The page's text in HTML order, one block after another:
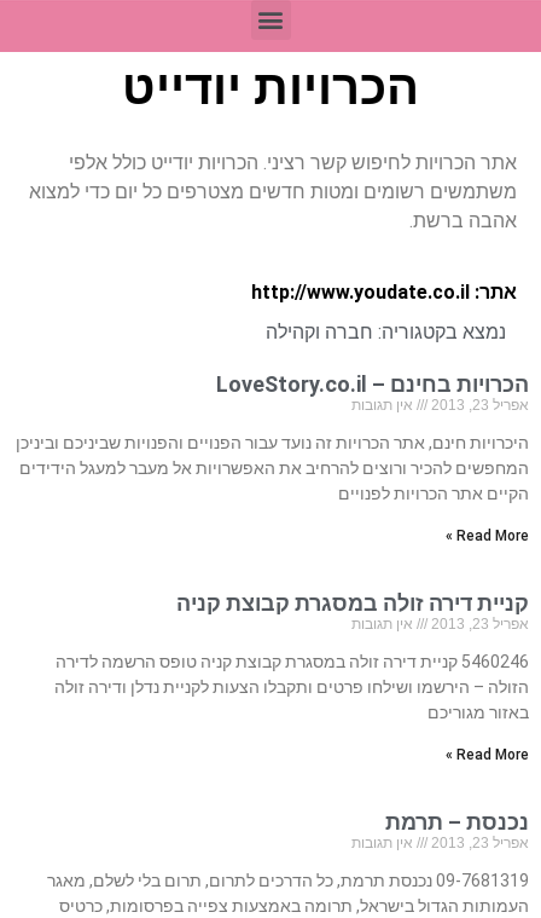
הכרויות יודייט
אתר הכרויות לחיפוש קשר רציני. הכרויות יודייט כולל אלפי
משתמשים רשומים ומטות חדשים מצטרפים כל יום כדי למצוא
אהבה ברשת.
אתר: http://www.youdate.co.il
נמצא בקטגוריה: חברה וקהילה
הכרויות בחינם – LoveStory.co.il
אפריל 23, 2013 אין תגובות
היכרויות חינם, אתר הכרויות זה נועד עבור הפנויים והפנויות שביניכם וביניכן
המחפשים להכיר ורוצים להרחיב את האפשרויות אל מעבר למעגל הידידים
הקיים אתר הכרויות לפנויים
Read More »
קניית דירה זולה במסגרת קבוצת קניה
אפריל 23, 2013 אין תגובות
5460246 קניית דירה זולה במסגרת קבוצת קניה טופס הרשמה לדירה
הזולה – הירשמו ושילחו פרטים ותקבלו הצעות לקניית נדלן ודירה זולה
באזור מגוריכם
Read More »
נכנסת – תרמת
אפריל 23, 2013 אין תגובות
09-7681319 נכנסת תרמת, כל הדרכים לתרום, תרום בלי לשלם, מאגר
העמותות הגדול בישראל, תרומה באמצעות צפייה בפרסומות, כרטיס